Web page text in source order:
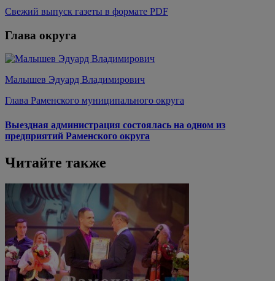
Свежий выпуск газеты в формате PDF
Глава округа
Малышев Эдуард Владимирович
Глава Раменского муниципального округа
Выездная администрация состоялась на одном из
предприятий Раменского округа
Читайте также